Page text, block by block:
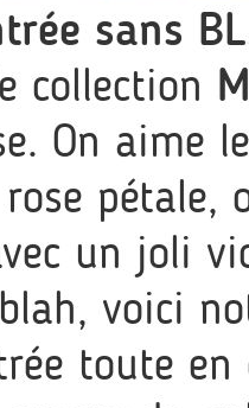
sans
collection
On aime
rose
un joli
voici
toute en